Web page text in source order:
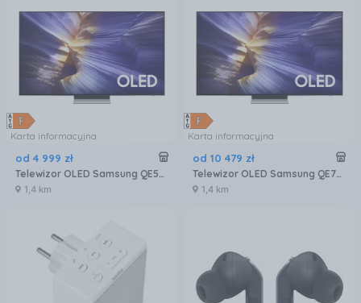
Karta informacyjna
od 4 999 zł
Telewizor OLED Samsung QE55S90FAEXXH 55 cali 4K UHD
1,4 km
Karta informacyjna
od 10 479 zł
Telewizor OLED Samsung QE77S90FAEXXH 77 cali 4K UHD
1,4 km